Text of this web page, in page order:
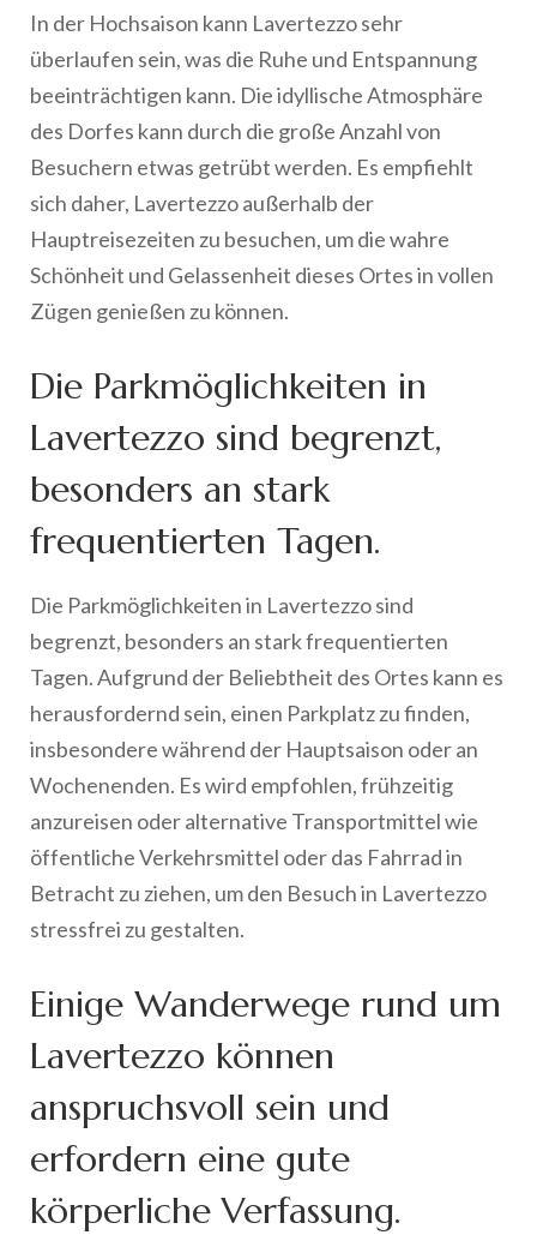
In der Hochsaison kann Lavertezzo sehr
überlaufen sein, was die Ruhe und Entspannung
beeinträchtigen kann. Die idyllische Atmosphäre
des Dorfes kann durch die große Anzahl von
Besuchern etwas getrübt werden. Es empfiehlt
sich daher, Lavertezzo außerhalb der
Hauptreisezeiten zu besuchen, um die wahre
Schönheit und Gelassenheit dieses Ortes in vollen
Zügen genießen zu können.
Die Parkmöglichkeiten in
Lavertezzo sind begrenzt,
besonders an stark
frequentierten Tagen.
Die Parkmöglichkeiten in Lavertezzo sind
begrenzt, besonders an stark frequentierten
Tagen. Aufgrund der Beliebtheit des Ortes kann es
herausfordernd sein, einen Parkplatz zu finden,
insbesondere während der Hauptsaison oder an
Wochenenden. Es wird empfohlen, frühzeitig
anzureisen oder alternative Transportmittel wie
öffentliche Verkehrsmittel oder das Fahrrad in
Betracht zu ziehen, um den Besuch in Lavertezzo
stressfrei zu gestalten.
Einige Wanderwege rund um
Lavertezzo können
anspruchsvoll sein und
erfordern eine gute
körperliche Verfassung.